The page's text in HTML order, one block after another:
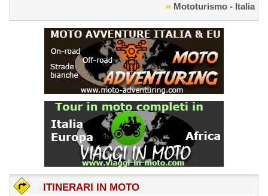
Mototurismo - Italia
ITINERARI IN MOTO